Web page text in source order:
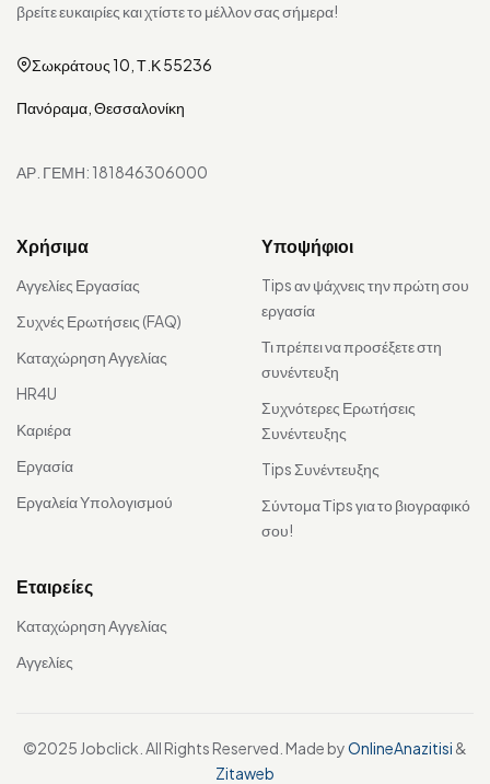
βρείτε ευκαιρίες και χτίστε το μέλλον σας σήμερα!
Σωκράτους 10, Τ.Κ 55236
Πανόραμα, Θεσσαλονίκη
ΑΡ. ΓΕΜΗ: 181846306000
Χρήσιμα
Αγγελίες Εργασίας
Συχνές Ερωτήσεις (FAQ)
Καταχώρηση Αγγελίας
HR4U
Καριέρα
Εργασία
Εργαλεία Υπολογισμού
Υποψήφιοι
Tips αν ψάχνεις την πρώτη σου
εργασία
Τι πρέπει να προσέξετε στη
συνέντευξη
Συχνότερες Ερωτήσεις
Συνέντευξης
Tips Συνέντευξης
Σύντομα Τips για το βιογραφικό
σου!
Εταιρείες
Καταχώρηση Αγγελίας
Αγγελίες
©2025 Jobclick. All Rights Reserved. Made byOnlineAnazitisi &
Zitaweb